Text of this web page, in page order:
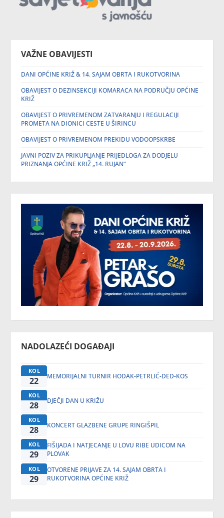
VAŽNE OBAVIJESTI
DANI OPĆINE KRIŽ & 14. SAJAM OBRTA I RUKOTVORINA
OBAVIJEST O DEZINSEKCIJI KOMARACA NA PODRUČJU OPĆINE
KRIŽ
OBAVIJEST O PRIVREMENOM ZATVARANJU I REGULACIJI
PROMETA NA DIONICI CESTE U ŠIRINCU
OBAVIJEST O PRIVREMENOM PREKIDU VODOOPSKRBE
JAVNI POZIV ZA PRIKUPLJANJE PRIJEDLOGA ZA DODJELU
PRIZNANJA OPĆINE KRIŽ „14. RUJAN“
NADOLAZEĆI DOGAĐAJI
KOL
22 MEMORIJALNI TURNIR HODAK-PETRLIĆ-DED-KOS
KOL
28 DJEČJI DAN U KRIŽU
KOL
28 KONCERT GLAZBENE GRUPE RINGIŠPIL
KOL
29
FIŠIJADA I NATJECANJE U LOVU RIBE UDICOM NA
PLOVAK
KOL
29
OTVORENE PRIJAVE ZA 14. SAJAM OBRTA I
RUKOTVORINA OPĆINE KRIŽ